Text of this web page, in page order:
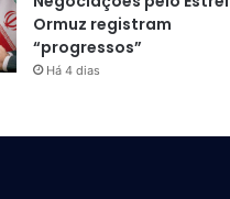
Ormuz registram
“progressos”
Há 4 dias